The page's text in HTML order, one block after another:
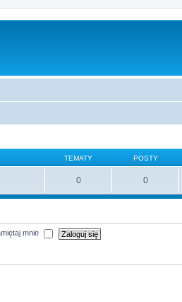
TEMATY POSTY
0 0
mnie